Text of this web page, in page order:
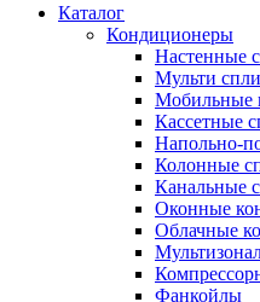
Каталог
Кондиционеры
Настенные
Мульти
Мобильные
Кассетные
Напольно-
Колонные
Канальные
Оконные
Облачные
Фанкойлы